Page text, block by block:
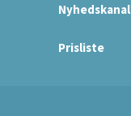
Nyhedskanal
Prisliste